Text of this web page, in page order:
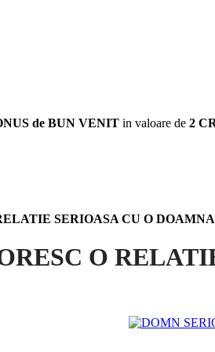
de BUN VENIT in valoare de 2
SERIOASA CU O DOAMNA
O